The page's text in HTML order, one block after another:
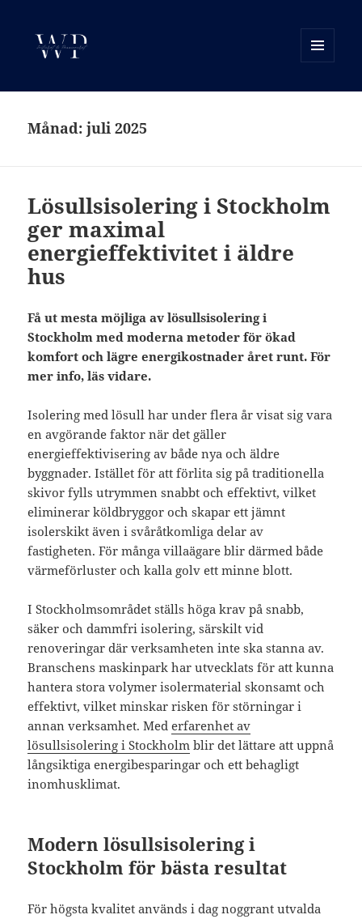
WIDGETS
Månad:juli 2025
Lösullsisolering i Stockholm
ger maximal
energieffektivitet i äldre
hus
Få ut mesta möjliga av lösullsisolering i
Stockholm med moderna metoder för ökad
komfort och lägre energikostnader året runt. För
mer info, läs vidare.
Isolering med lösull har under flera år visat sig vara
en avgörande faktor när det gäller
energieffektivisering av både nya och äldre
byggnader. Istället för att förlita sig på traditionella
skivor fylls utrymmen snabbt och effektivt, vilket
eliminerar köldbryggor och skapar ett jämnt
isolerskikt även i svåråtkomliga delar av
fastigheten. För många villaägare blir därmed både
värmeförluster och kalla golv ett minne blott.
I Stockholmsområdet ställs höga krav på snabb,
säker och dammfri isolering, särskilt vid
renoveringar där verksamheten inte ska stanna av.
Branschens maskinpark har utvecklats för att kunna
hantera stora volymer isolermaterial skonsamt och
effektivt, vilket minskar risken för störningar i
annan verksamhet. Mederfarenhet av
lösullsisolering i Stockholm blir det lättare att uppnå
långsiktiga energibesparingar och ett behagligt
inomhusklimat.
Modern lösullsisolering i
Stockholm för bästa resultat
För högsta kvalitet används i dag noggrant utvalda